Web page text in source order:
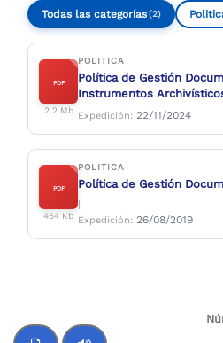
Todas las categorías(2)
PDF
2.2 Mb
POLITICA
Política de Gestión
Instrumentos
Expedición: 22/11/2024
PDF
464 Kb
POLITICA
Política de Gestión
|
Expedición: 26/08/2019